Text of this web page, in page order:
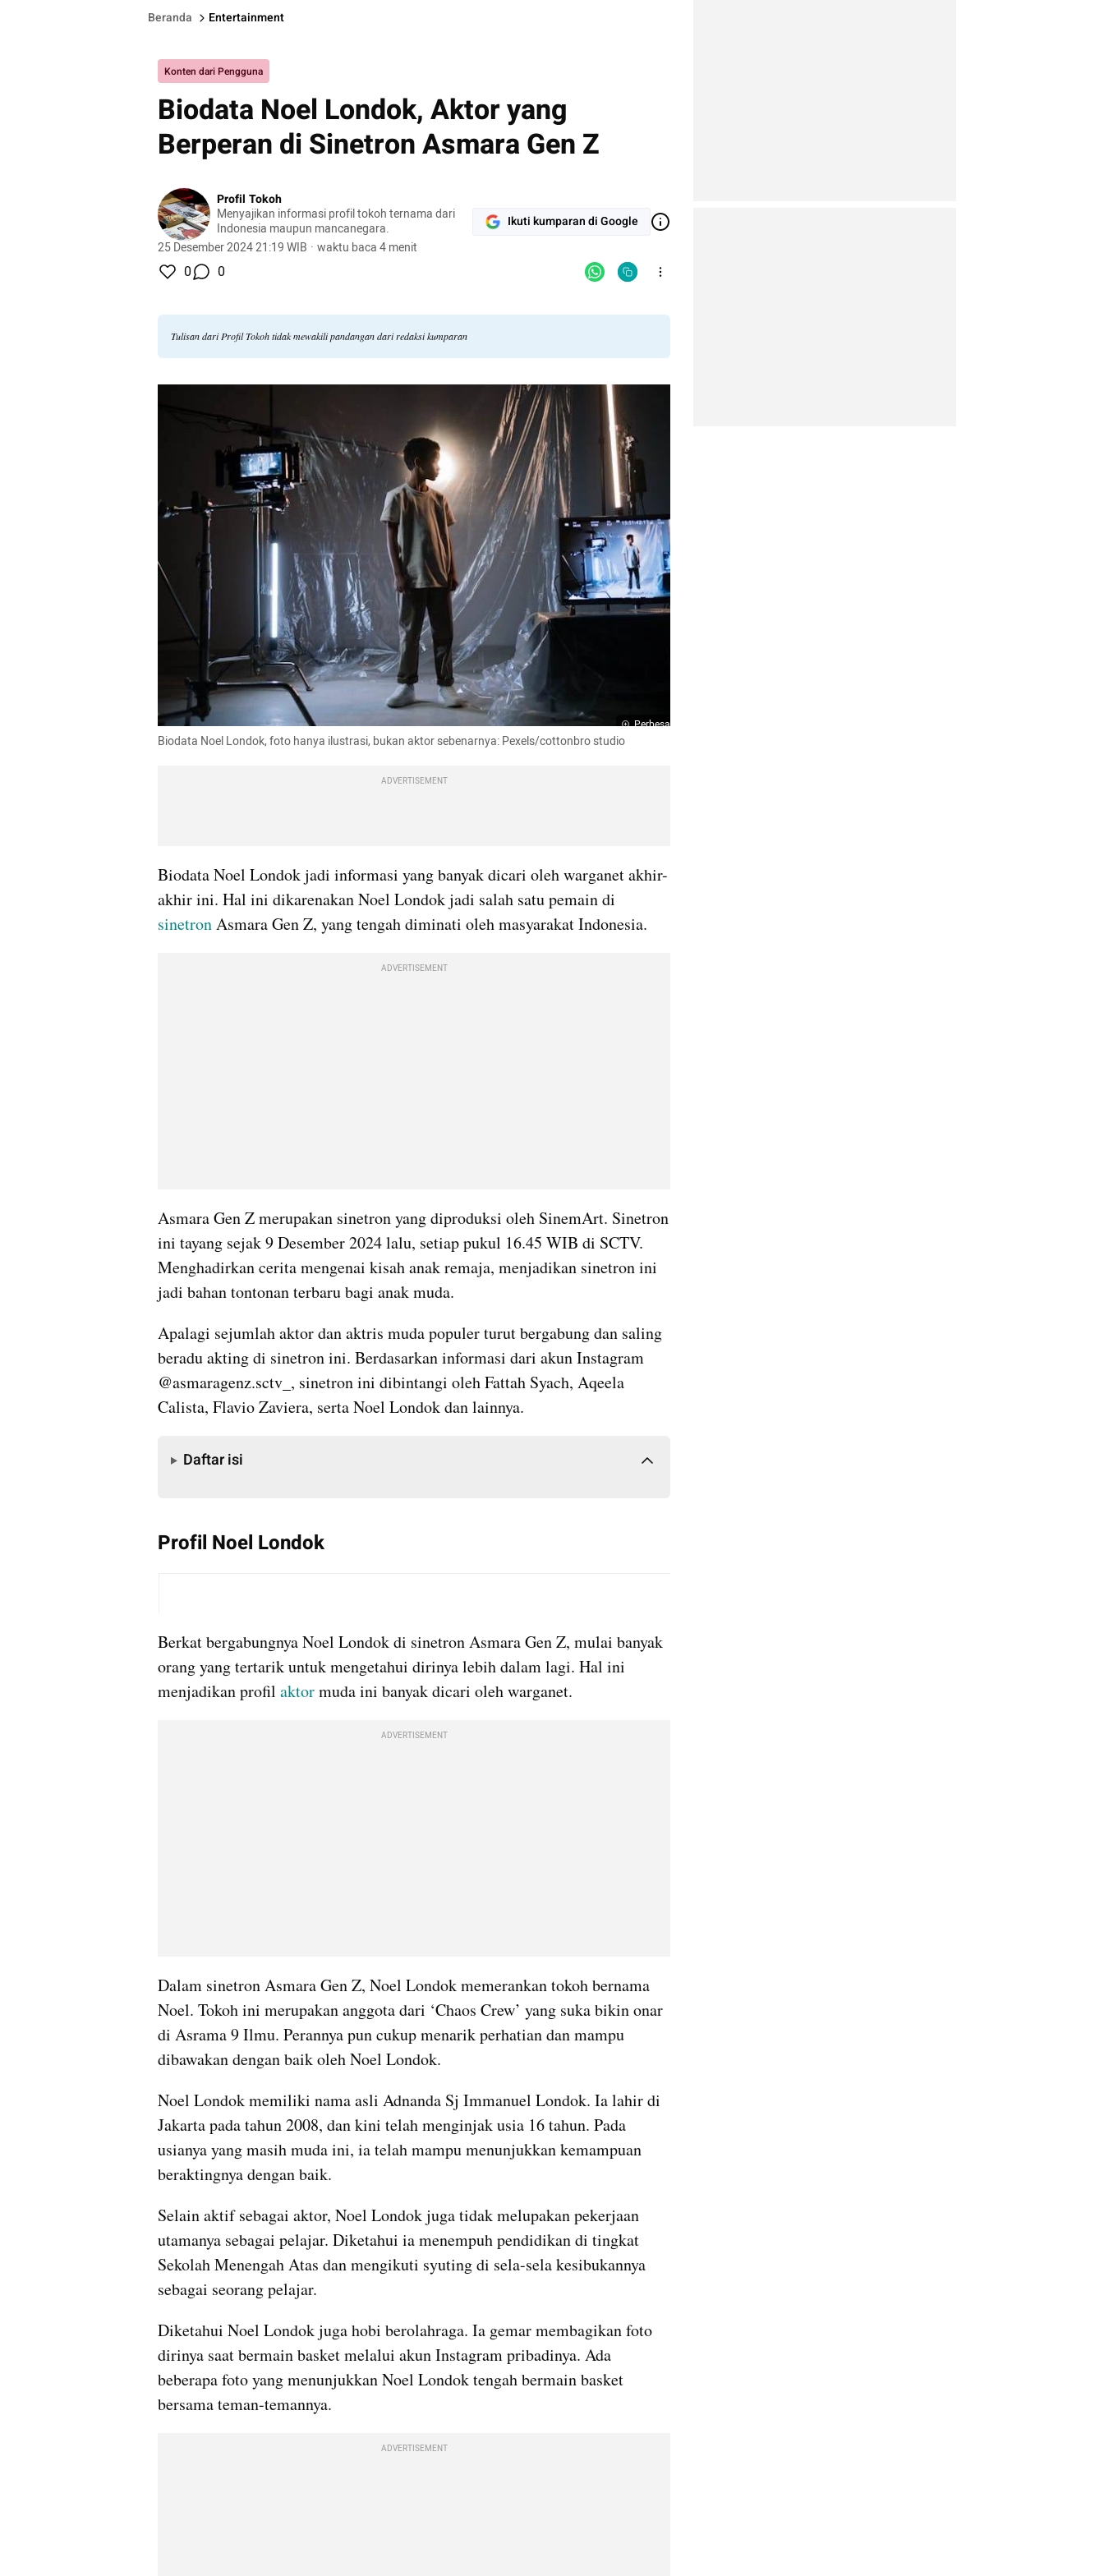
Beranda Entertainment
Konten dari Pengguna
Biodata Noel Londok, Aktor yang
Berperan di Sinetron Asmara Gen Z
Profil Tokoh
Menyajikan informasi profil tokoh ternama dari
Indonesia maupun mancanegara.
25 Desember 2024 21:19 WIB · waktu baca 4 menit
Ikuti kumparan di Google
0 0
Tulisan dari Profil Tokoh tidak mewakili pandangan dari redaksi kumparan
Perbesar
Biodata Noel Londok, foto hanya ilustrasi, bukan aktor sebenarnya: Pexels/cottonbro studio
ADVERTISEMENT
Biodata Noel Londok jadi informasi yang banyak dicari oleh warganet akhir-
sinetron Asmara Gen Z, yang tengah diminati oleh masyarakat Indonesia.
ADVERTISEMENT
Asmara Gen Z merupakan sinetron yang diproduksi oleh SinemArt. Sinetron
ini tayang sejak 9 Desember 2024 lalu, setiap pukul 16.45 WIB di SCTV.
Menghadirkan cerita mengenai kisah anak remaja, menjadikan sinetron ini
jadi bahan tontonan terbaru bagi anak muda.
Apalagi sejumlah aktor dan aktris muda populer turut bergabung dan saling
beradu akting di sinetron ini. Berdasarkan informasi dari akun Instagram
@asmaragenz.sctv_, sinetron ini dibintangi oleh Fattah Syach, Aqeela
Calista, Flavio Zaviera, serta Noel Londok dan lainnya.
Daftar isi
Profil Noel Londok
Berkat bergabungnya Noel Londok di sinetron Asmara Gen Z, mulai banyak
orang yang tertarik untuk mengetahui dirinya lebih dalam lagi. Hal ini
menjadikan profil aktor muda ini banyak dicari oleh warganet.
ADVERTISEMENT
Dalam sinetron Asmara Gen Z, Noel Londok memerankan tokoh bernama
Noel. Tokoh ini merupakan anggota dari ‘Chaos Crew’ yang suka bikin onar
di Asrama 9 Ilmu. Perannya pun cukup menarik perhatian dan mampu
dibawakan dengan baik oleh Noel Londok.
Noel Londok memiliki nama asli Adnanda Sj Immanuel Londok. Ia lahir di
Jakarta pada tahun 2008, dan kini telah menginjak usia 16 tahun. Pada
usianya yang masih muda ini, ia telah mampu menunjukkan kemampuan
beraktingnya dengan baik.
Selain aktif sebagai aktor, Noel Londok juga tidak melupakan pekerjaan
utamanya sebagai pelajar. Diketahui ia menempuh pendidikan di tingkat
Sekolah Menengah Atas dan mengikuti syuting di sela-sela kesibukannya
sebagai seorang pelajar.
Diketahui Noel Londok juga hobi berolahraga. Ia gemar membagikan foto
dirinya saat bermain basket melalui akun Instagram pribadinya. Ada
beberapa foto yang menunjukkan Noel Londok tengah bermain basket
bersama teman-temannya.
ADVERTISEMENT